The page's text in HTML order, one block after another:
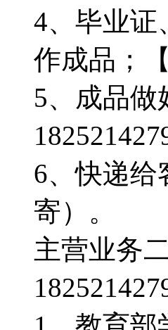
4、毕业证
作成品；
5、成品做
6、快递给
寄）。
主营业务